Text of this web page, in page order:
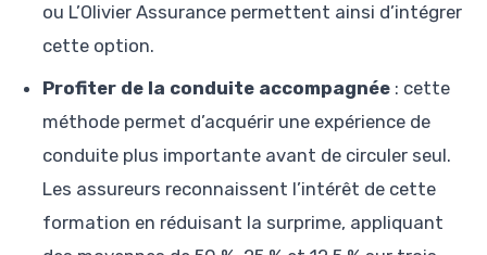
ou L’Olivier Assurance permettent ainsi d’intégrer
cette option.
Profiter de la conduite accompagnée : cette
méthode permet d’acquérir une expérience de
conduite plus importante avant de circuler seul.
Les assureurs reconnaissent l’intérêt de cette
formation en réduisant la surprime, appliquant